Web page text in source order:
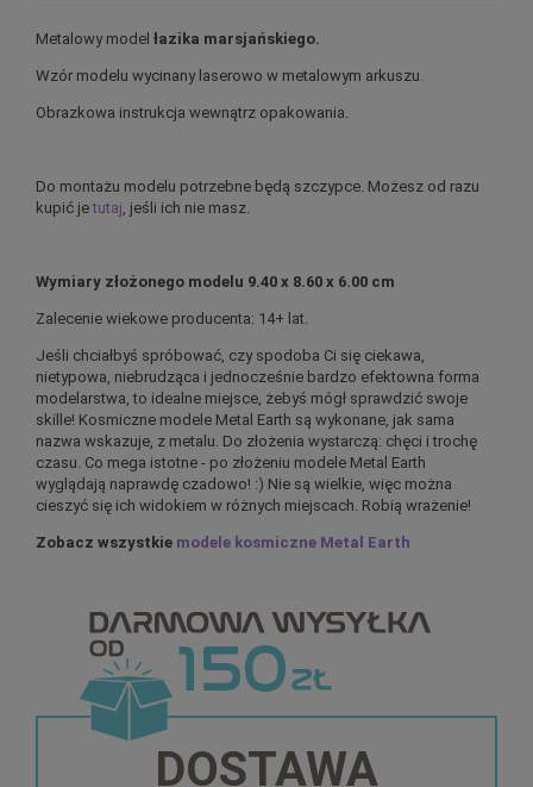
Metalowy model łazika marsjańskiego.
Wzór modelu wycinany laserowo w metalowym arkuszu.
Obrazkowa instrukcja wewnątrz opakowania.
Do montażu modelu potrzebne będą szczypce. Możesz od razu
kupić jetutaj , jeśli ich nie masz.
Wymiary złożonego modelu 9.40 x 8.60 x 6.00 cm
Zalecenie wiekowe producenta: 14+ lat.
Jeśli chciałbyś spróbować, czy spodoba Ci się ciekawa,
nietypowa, niebrudząca i jednocześnie bardzo efektowna forma
modelarstwa, to idealne miejsce, żebyś mógł sprawdzić swoje
skille! Kosmiczne modele Metal Earth są wykonane, jak sama
nazwa wskazuje, z metalu. Do złożenia wystarczą: chęci i trochę
czasu. Co mega istotne - po złożeniu modele Metal Earth
wyglądają naprawdę czadowo! :) Nie są wielkie, więc można
cieszyć się ich widokiem w różnych miejscach. Robią wrażenie!
Zobacz wszystkie modele kosmiczne Metal Earth
DOSTAWA